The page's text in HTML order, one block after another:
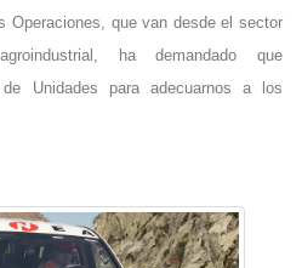
Operaciones, que van desde el sector
ha demandado que
Unidades para adecuarnos a los